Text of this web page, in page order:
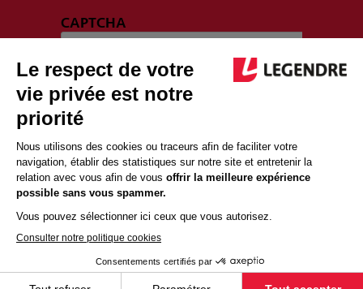
CAPTCHA
MENTIONS LÉGALES
POLITIQUE DE CONFIDENTIALITÉ
POLITIQUE COOKIES